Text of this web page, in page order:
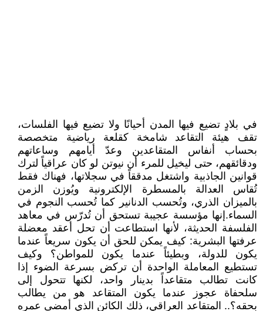
في بلادٍ تضيع فيها المدن أحيانًا ولا تضيع فيها الفلسات،
تقف هيئة التقاعد شامخة كقلعة رياضية متخصصة
بحساب أنفاس المتقاعدين وعدّ أيامهم وساعاتهم
ودقائقهم، حتى ليخيل للمرء أن نيوتن لو كان عراقياً لترك
قوانين الجاذبية واشتغل مدققاً في سجلاتها، فهناك فقط
تُقاس العدالة بالمسطرة الإلكترونية ويُوزن الزمن
بالميزان الذري، وتُحسب الدنانير كما تُحسب النجوم في
السماء.إنها مؤسسة عجيبة تستحق أن تُدرّس في معاهد
الفلسفة الحديثة، لأنها استطاعت أن تحل أعقد معضلة
عرفتها البشرية: كيف يمكن للحق أن يكون سريعاً عندما
يكون للدولة، وبطيئاً عندما يكون للمواطن؟ وكيف
تستطيع المعاملة الواحدة أن تركض بسرعة الضوء إذا
كانت تطالب متقاعداً بدينار واحد، لكنها تتحول إلى
سلحفاة عجوز عندما يكون المتقاعد هو من يطالب
بحقه؟.. المتقاعد العراقي، ذلك الكائن الذي أمضى عمره